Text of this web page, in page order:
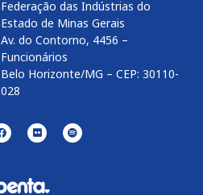
Federação das Indústrias do
Estado de Minas Gerais
Av. do Contorno, 4456 –
Funcionários
Belo Horizonte/MG – CEP: 30110-
028